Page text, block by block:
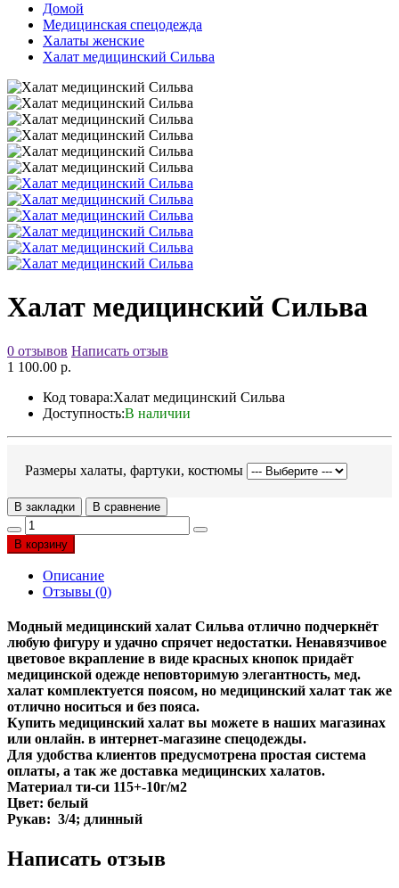
Домой
Медицинская спецодежда
Халаты женские
Халат медицинский Сильва
Халат медицинский Сильва
0 отзывов Написать отзыв
1 100.00 р.
Код товара:Халат медицинский Сильва
Доступность:В наличии
Размеры халаты, фартуки, костюмы
В закладки В сравнение
В корзину
Описание
Отзывы (0)
Модный медицинский халат Сильва отлично подчеркнёт
любую фигуру и удачно спрячет недостатки. Ненавязчивое
цветовое вкрапление в виде красных кнопок придаёт
медицинской одежде неповторимую элегантность, мед.
халат комплектуется поясом, но медицинский халат так же
отлично носиться и без пояса.
Купить медицинский халат вы можете в наших магазинах
или онлайн. в интернет-магазине спецодежды.
Для удобства клиентов предусмотрена простая система
оплаты, а так же доставка медицинских халатов.
Материал ти-си 115+-10г/м2
Цвет: белый
Рукав: 3/4; длинный
Написать отзыв